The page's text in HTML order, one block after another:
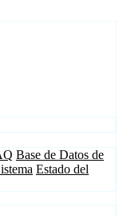
Base de Datos de
Estado del